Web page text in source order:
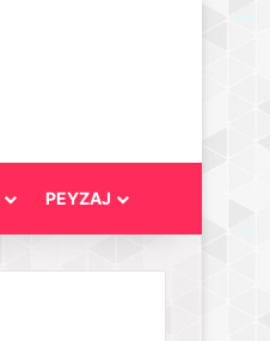
PEYZAJ